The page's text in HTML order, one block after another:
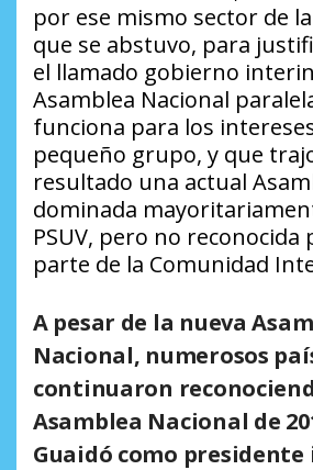
por ese mismo sector de
que se abstuvo, para
el llamado gobierno
Asamblea Nacional
funciona para los
pequeño grupo, y que
resultado una actual
dominada
PSUV, pero no reconocida
parte de la Comunidad
A pesar de la nueva
Nacional, numerosos
continuaron
Asamblea Nacional de
Guaidó como